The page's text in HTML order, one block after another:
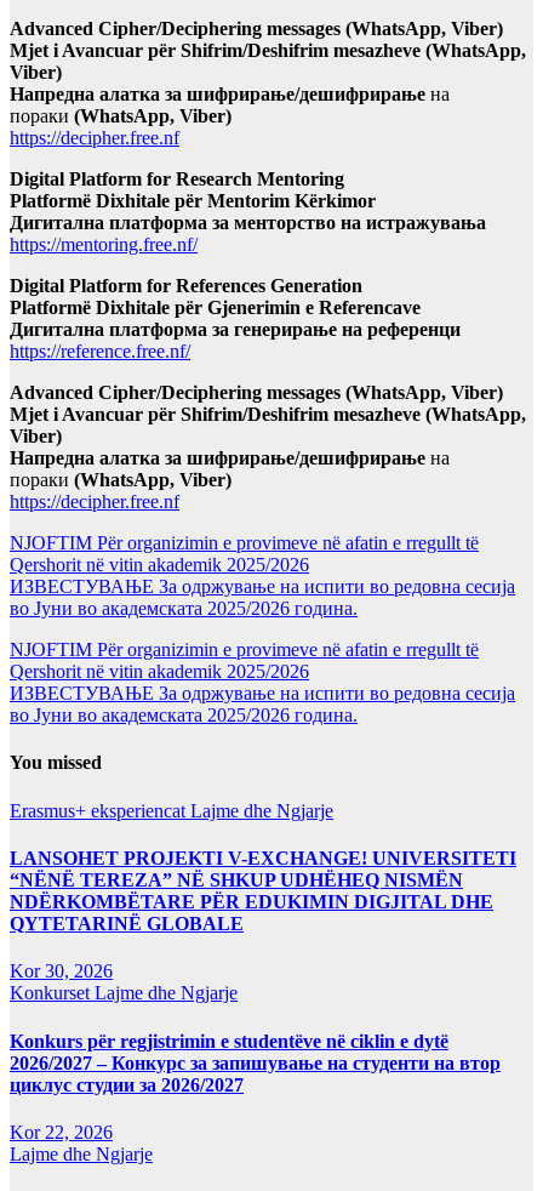
Advanced Cipher/Deciphering messages (WhatsApp, Viber)
Mjet i Avancuar për Shifrim/Deshifrim mesazheve (WhatsApp,
Viber)
Напредна алатка за шифрирање/дешифрирање на
пораки (WhatsApp, Viber)
https://decipher.free.nf
Digital Platform for Research Mentoring
Platformë Dixhitale për Mentorim Kërkimor
Дигитална платформа за менторство на истражувања
https://mentoring.free.nf/
Digital Platform for References Generation
Platformë Dixhitale për Gjenerimin e Referencave
Дигитална платформа за генерирање на референци
https://reference.free.nf/
Advanced Cipher/Deciphering messages (WhatsApp, Viber)
Mjet i Avancuar për Shifrim/Deshifrim mesazheve (WhatsApp,
Viber)
Напредна алатка за шифрирање/дешифрирање на
пораки (WhatsApp, Viber)
https://decipher.free.nf
NJOFTIM Për organizimin e provimeve në afatin e rregullt të
Qershorit në vitin akademik 2025/2026
ИЗВЕСТУВАЊЕ За одржување на испити во редовна сесија
во Јуни во академската 2025/2026 година.
NJOFTIM Për organizimin e provimeve në afatin e rregullt të
Qershorit në vitin akademik 2025/2026
ИЗВЕСТУВАЊЕ За одржување на испити во редовна сесија
во Јуни во академската 2025/2026 година.
You missed
Erasmus+ eksperiencat Lajme dhe Ngjarje
LANSOHET PROJEKTI V-EXCHANGE! UNIVERSITETI
“NËNË TEREZA” NË SHKUP UDHËHEQ NISMËN
NDËRKOMBËTARE PËR EDUKIMIN DIGJITAL DHE
QYTETARINË GLOBALE
Kor 30, 2026
Konkurset Lajme dhe Ngjarje
Konkurs për regjistrimin e studentëve në ciklin e dytë
2026/2027 – Конкурс за запишување на студенти на втор
циклус студии за 2026/2027
Kor 22, 2026
Lajme dhe Ngjarje